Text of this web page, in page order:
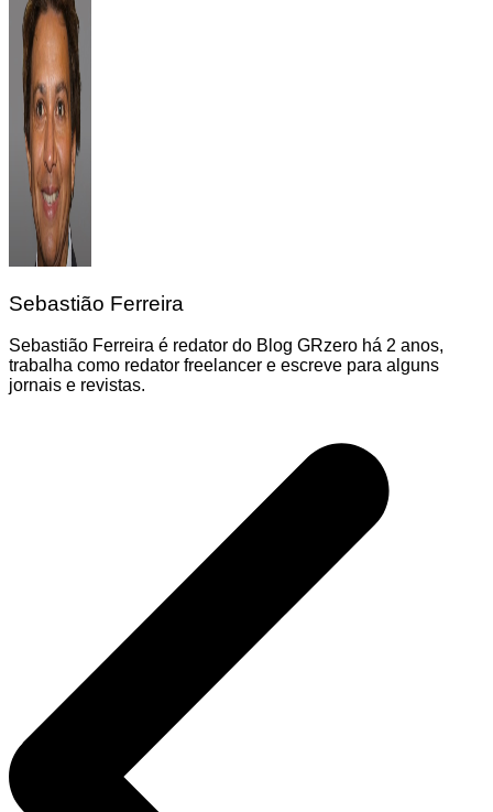
Sebastião Ferreira
Sebastião Ferreira é redator do Blog GRzero há 2 anos,
trabalha como redator freelancer e escreve para alguns
jornais e revistas.